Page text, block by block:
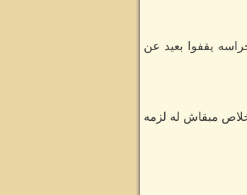
يقفوا بعيد عن
مبقاش له لزمه